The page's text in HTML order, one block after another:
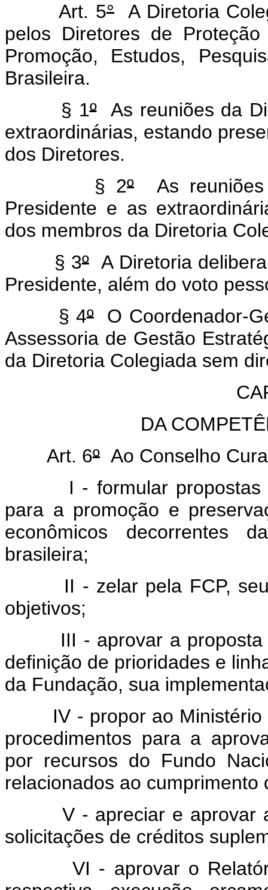
Art. 5° A Diretoria
pelos Diretores de
Promoção, Estudos,
Brasileira.
§ 1ºAs reuniões da
extraordinárias, estando
dos Diretores.
§ 2ºAs reuniões
Presidente e as
dos membros da Diretoria
§ 3ºA Diretoria
Presidente, além do voto
§ 4ºO Coordenador-
Assessoria de Gestão
da Diretoria Colegiada sem
DA
Art. 6º Ao Conselho
I - formular propostas e
para a promoção e
econômicos decorrentes
brasileira;
II - zelar pela FCP, seu
objetivos;
III - aprovar a proposta
definição de prioridades e
da Fundação, sua
IV - propor ao Ministério
procedimentos para a
por recursos do Fundo
relacionados ao cumprimento
V - apreciar e aprovar a
solicitações de créditos
VI - aprovar o Relatório